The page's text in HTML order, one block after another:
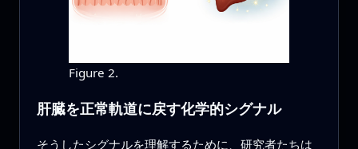
Figure 2.
肝臓を正常軌道に戻す化学的シグナル
そうしたシグナルを理解するために、研究者たちは